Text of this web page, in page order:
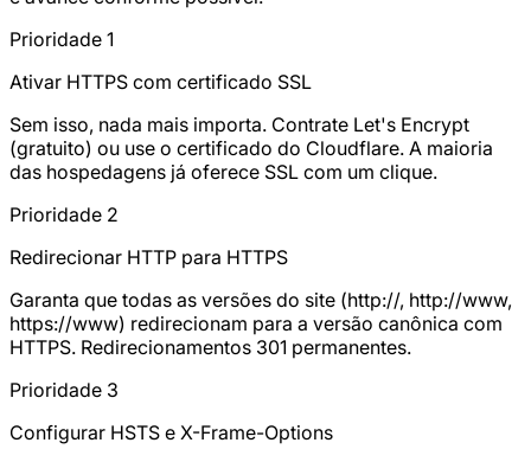
Prioridade 1
Ativar HTTPS com certificado SSL
Sem isso, nada mais importa. Contrate Let's Encrypt
(gratuito) ou use o certificado do Cloudflare. A maioria
das hospedagens já oferece SSL com um clique.
Prioridade 2
Redirecionar HTTP para HTTPS
Garanta que todas as versões do site (http://, http://www,
https://www) redirecionam para a versão canônica com
HTTPS. Redirecionamentos 301 permanentes.
Prioridade 3
Configurar HSTS e X-Frame-Options